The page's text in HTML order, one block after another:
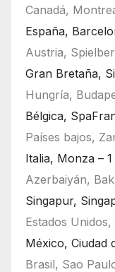
Canadá,
España,
Austria,
Gran Bretaña,
Hungría,
Bélgica,
Países bajos,
Italia, Monza –
Azerbaiyán,
Singapur,
Estados
México, Ciudad
Brasil, Sao